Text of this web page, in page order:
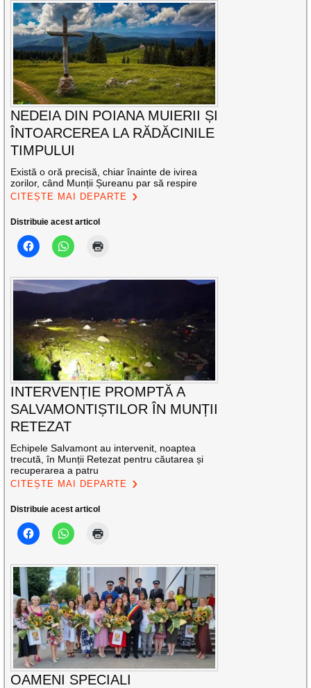
NEDEIA DIN POIANA MUIERII ȘI
ÎNTOARCEREA LA RĂDĂCINILE
TIMPULUI
Există o oră precisă, chiar înainte de ivirea
zorilor, când Munții Șureanu par să respire
CITEȘTE MAI DEPARTE
Distribuie acest articol
INTERVENȚIE PROMPTĂ A
SALVAMONTIȘTILOR ÎN MUNȚII
RETEZAT
Echipele Salvamont au intervenit, noaptea
trecută, în Munții Retezat pentru căutarea și
recuperarea a patru
CITEȘTE MAI DEPARTE
Distribuie acest articol
OAMENI SPECIALI